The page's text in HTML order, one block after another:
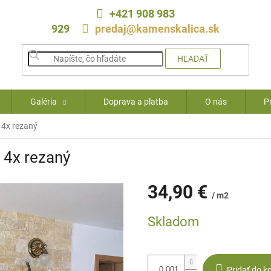
+421 908 983
929
predaj@kamenskalica.sk
HĽADAŤ
Galéria Doprava a platba O nás
rezaný
rezaný
34,90 € / m2
cena:
Skladom